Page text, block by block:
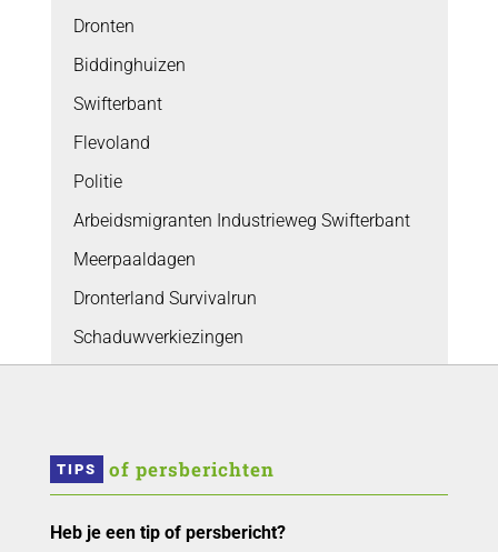
Dronten
Biddinghuizen
Swifterbant
Flevoland
Politie
Arbeidsmigranten Industrieweg Swifterbant
Meerpaaldagen
Dronterland Survivalrun
Schaduwverkiezingen
TIPS of persberichten
Heb je een tip of persbericht?